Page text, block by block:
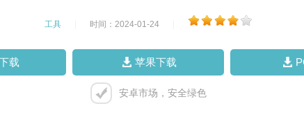
工具 时间：2024-01-24
载 苹果下载
安卓市场，安全绿色